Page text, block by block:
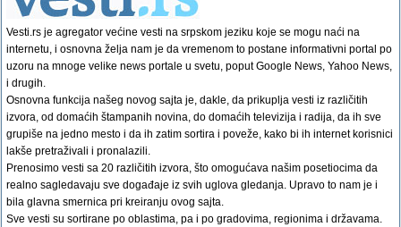
Vesti.rs je agregator većine vesti na srpskom jeziku koje se mogu naći na
internetu, i osnovna želja nam je da vremenom to postane informativni portal po
uzoru na mnoge velike news portale u svetu, poput Google News, Yahoo News,
i drugih.
Osnovna funkcija našeg novog sajta je, dakle, da prikuplja vesti iz različitih
izvora, od domaćih štampanih novina, do domaćih televizija i radija, da ih sve
grupiše na jedno mesto i da ih zatim sortira i poveže, kako bi ih internet korisnici
lakše pretraživali i pronalazili.
Prenosimo vesti sa 20 različitih izvora, što omogućava našim posetiocima da
realno sagledavaju sve događaje iz svih uglova gledanja. Upravo to nam je i
bila glavna smernica pri kreiranju ovog sajta.
Sve vesti su sortirane po oblastima, pa i po gradovima, regionima i državama.